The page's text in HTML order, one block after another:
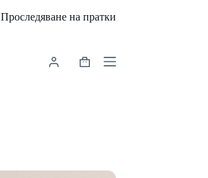
Проследяване на пратки
Shopping